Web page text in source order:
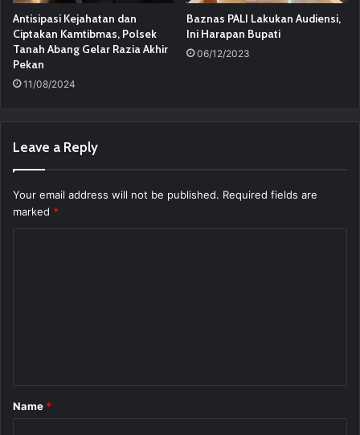
Antisipasi Kejahatan dan
Ciptakan Kamtibmas, Polsek
Tanah Abang Gelar Razia Akhir
Pekan
11/08/2024
Baznas PALI Lakukan Audiensi,
Ini Harapan Bupati
06/12/2023
Leave a Reply
Your email address will not be published. Required fields are
marked *
*
Name *